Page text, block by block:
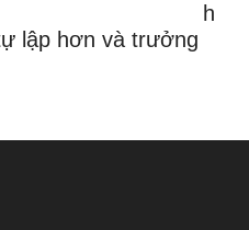
h
lập hơn và trưởng